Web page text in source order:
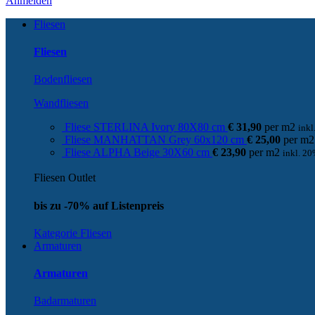
Fliesen
Fliesen
Bodenfliesen
Wandfliesen
Fliese STERLINA Ivory 80X80 cm € 31,90 per m2
Fliese MANHATTAN Grey 60x120 cm € 25,00 per m2
Fliese ALPHA Beige 30X60 cm € 23,90 per m2 inkl.
Fliesen Outlet
bis zu -70% auf Listenpreis
Kategorie Fliesen
Armaturen
Armaturen
Badarmaturen